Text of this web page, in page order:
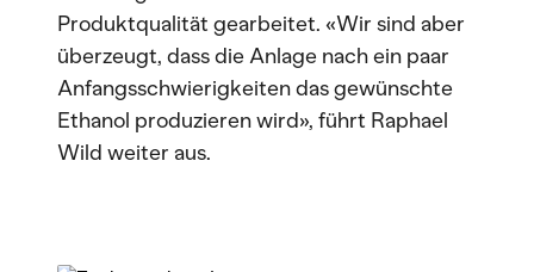
Produktqualität gearbeitet. «Wir sind aber
überzeugt, dass die Anlage nach ein paar
Anfangsschwierigkeiten das gewünschte
Ethanol produzieren wird», führt Raphael
Wild weiter aus.